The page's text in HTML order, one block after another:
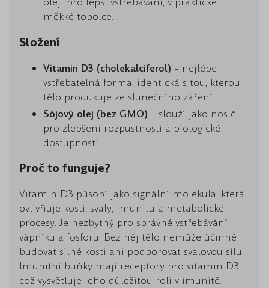
měkké tobolce.
Složení
Vitamin D3 (cholekalciferol) – nejlépe
vstřebatelná forma, identická s tou, kterou
tělo produkuje ze slunečního záření.
Sójový olej (bez GMO) – slouží jako nosič
pro zlepšení rozpustnosti a biologické
dostupnosti.
Proč to funguje?
Vitamin D3 působí jako signální molekula, která
ovlivňuje kosti, svaly, imunitu a metabolické
procesy. Je nezbytný pro správné vstřebávání
vápníku a fosforu. Bez něj tělo nemůže účinně
budovat silné kosti ani podporovat svalovou sílu.
Imunitní buňky mají receptory pro vitamin D3,
což vysvětluje jeho důležitou roli v imunitě.